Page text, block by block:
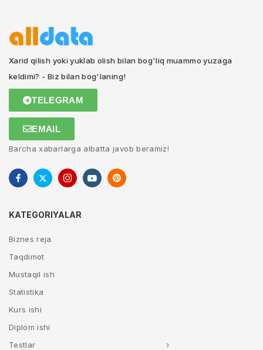
Xarid qilish yoki yuklab olish bilan bog'liq muammo yuzaga
keldimi? - Biz bilan bog'laning!
TELEGRAM
EMAIL
Barcha xabarlarga albatta javob beramiz!
KATEGORIYALAR
Biznes reja
Taqdimot
Mustaqil ish
Statistika
Kurs ishi
Diplom ishi
Testlar